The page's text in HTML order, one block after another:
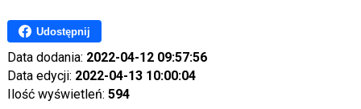
Udostępnij
Data dodania: 2022-04-12 09:57:56
Data edycji: 2022-04-13 10:00:04
Ilość wyświetleń: 594